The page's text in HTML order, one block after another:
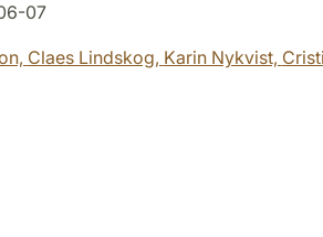
07
Claes Lindskog, Karin Nykvist,